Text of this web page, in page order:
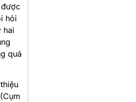
hỏi
hai
quá
(Cụm